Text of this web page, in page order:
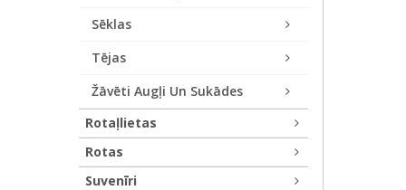
Sēklas
Tējas
Žāvēti Augļi Un Sukādes
Rotaļlietas
Rotas
Suvenīri